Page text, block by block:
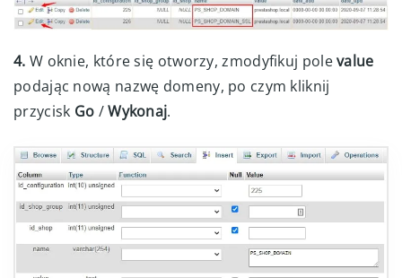
4. W oknie, które się otworzy, zmodyfikuj polevalue
podając nową nazwę domeny, po czym kliknij
przycisk Go /Wykonaj.